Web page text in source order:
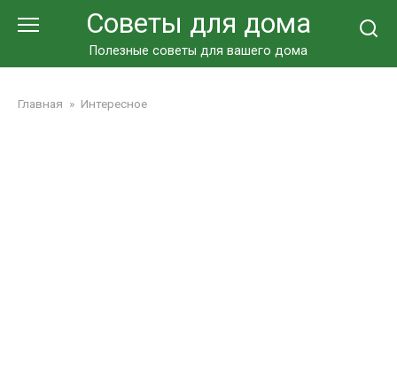
Советы для дома
Полезные советы для вашего дома
Главная » Интересное